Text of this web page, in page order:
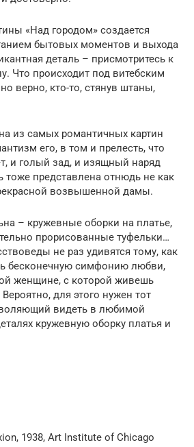
«Над городом» создается
бытовых моментов и выхода
деталь – присмотритесь к
Что происходит под витебским
верно, кто-то, стянув штаны,
из самых романтичных картин
его, в том и прелесть, что
и голый зад, и изящный наряд
тоже представлена отнюдь не как
возвышенной дамы.
– кружевные оборки на платье,
прорисованные туфельки…
не раз удивятся тому, как
бесконечную симфонию любви,
женщине, с которой живешь
для этого нужен тот
видеть в любимой
кружевную оборку платья и
1938, Art Institute of Chicago